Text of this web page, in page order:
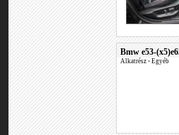
Bmw e53-
Alkatrész • Egyéb